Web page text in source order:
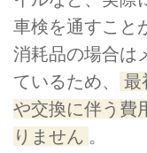
車検を通すこと
消耗品の場合は
ているため、
最
や交換に伴う費
りません 。